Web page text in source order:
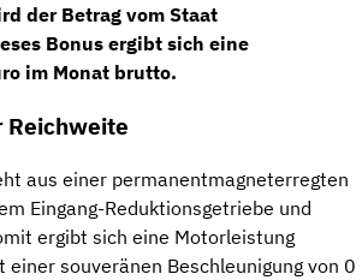
der Betrag vom Staat
Bonus ergibt sich eine
im Monat brutto.
Reichweite
aus einer permanentmagneterregten
Eingang-Reduktionsgetriebe und
ergibt sich eine Motorleistung
einer souveränen Beschleunigung von 0